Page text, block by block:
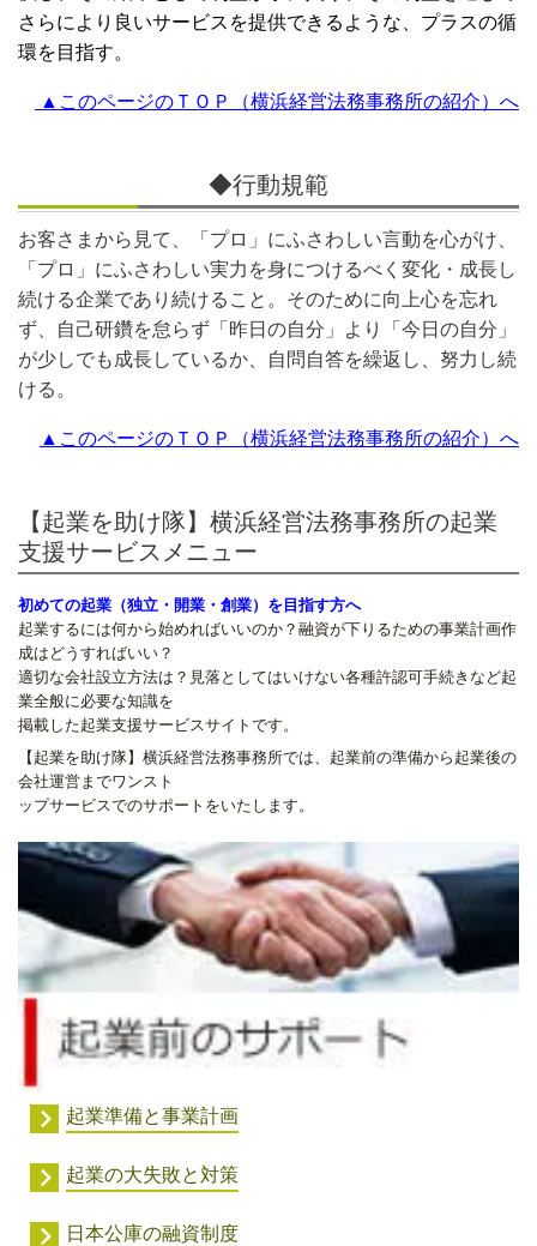
さらにより良いサービスを提供できるような、プラスの循
環を目指す。
▲このページのＴＯＰ（横浜経営法務事務所の紹介）へ
◆行動規範
お客さまから見て、「プロ」にふさわしい言動を心がけ、
「プロ」にふさわしい実力を身につけるべく変化・成長し
続ける企業であり続けること。そのために向上心を忘れ
ず、自己研鑽を怠らず「昨日の自分」より「今日の自分」
が少しでも成長しているか、自問自答を繰返し、努力し続
ける。
▲このページのＴＯＰ（横浜経営法務事務所の紹介）へ
【起業を助け隊】横浜経営法務事務所の起業
支援サービスメニュー
初めての起業（独立・開業・創業）を目指す方へ
起業するには何から始めればいいのか？融資が下りるための事業計画作
成はどうすればいい？
適切な会社設立方法は？見落としてはいけない各種許認可手続きなど起
業全般に必要な知識を
掲載した起業支援サービスサイトです。
【起業を助け隊】横浜経営法務事務所では、起業前の準備から起業後の
会社運営までワンスト
ップサービスでのサポートをいたします。
起業準備と事業計画
起業の大失敗と対策
日本公庫の融資制度